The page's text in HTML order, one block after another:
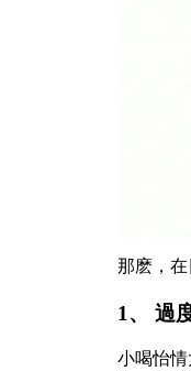
那麽，
1、 過
小喝怡